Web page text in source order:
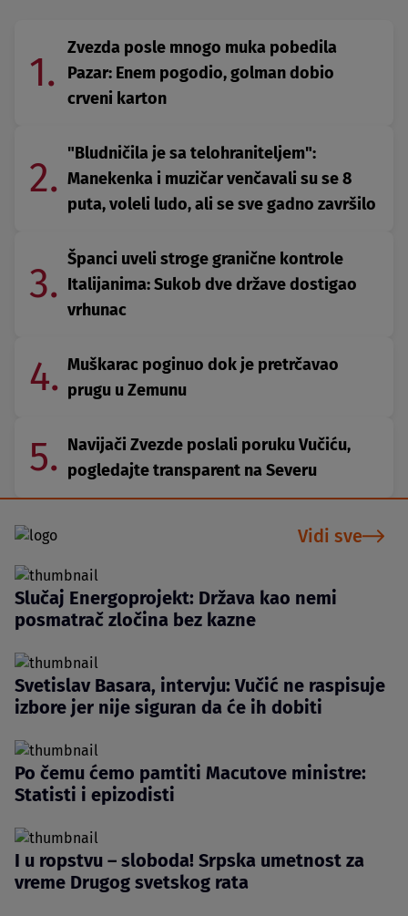
1.
Zvezda posle mnogo muka pobedila
Pazar: Enem pogodio, golman dobio
crveni karton
2.
"Bludničila je sa telohraniteljem":
Manekenka i muzičar venčavali su se 8
puta, voleli ludo, ali se sve gadno završilo
3.
Španci uveli stroge granične kontrole
Italijanima: Sukob dve države dostigao
vrhunac
4. Muškarac poginuo dok je pretrčavao
prugu u Zemunu
5. Navijači Zvezde poslali poruku Vučiću,
pogledajte transparent na Severu
Vidi sve
Slučaj Energoprojekt: Država kao nemi
posmatrač zločina bez kazne
Svetislav Basara, intervju: Vučić ne raspisuje
izbore jer nije siguran da će ih dobiti
Po čemu ćemo pamtiti Macutove ministre:
Statisti i epizodisti
I u ropstvu – sloboda! Srpska umetnost za
vreme Drugog svetskog rata